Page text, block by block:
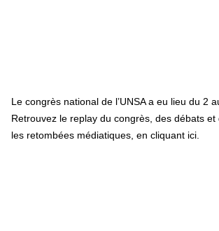
Le congrès national de l’UNSA a eu lieu du 2
Retrouvez le replay du congrès, des débats
les retombées médiatiques, en cliquant ici